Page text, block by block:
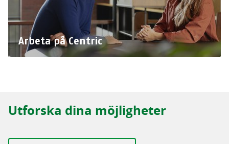
Arbeta på Centric
Utforska dina möjligheter